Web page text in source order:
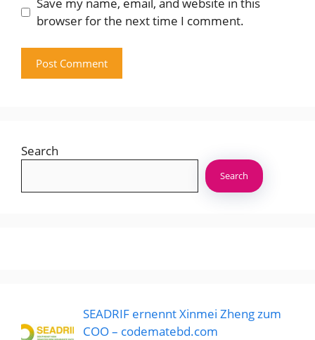
browser for the next time I comment.
Search
Search
SEADRIF ernennt Xinmei Zheng zum
COO – codematebd.com